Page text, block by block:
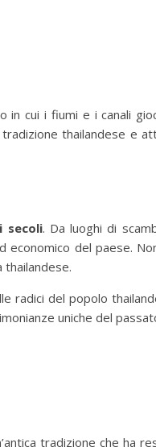
in cui i fiumi e i canali
thailandese e
secoli. Da luoghi di
del paese.
thailandese.
radici del popolo
uniche del
tradizione che ha